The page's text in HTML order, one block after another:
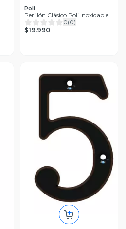
Poli
Perillón Clásico Poli Inoxidable
0(0)
$19.990